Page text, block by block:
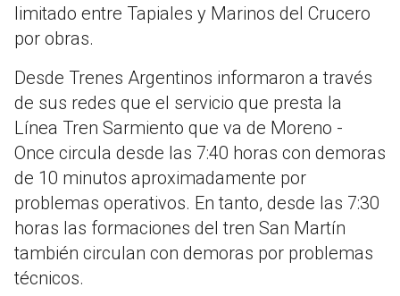
limitado entre Tapiales y Marinos del Crucero
por obras.
Desde Trenes Argentinos informaron a través
de sus redes que el servicio que presta la
Línea Tren Sarmiento que va de Moreno -
Once circula desde las 7:40 horas con demoras
de 10 minutos aproximadamente por
problemas operativos. En tanto, desde las 7:30
horas las formaciones del tren San Martín
también circulan con demoras por problemas
técnicos.